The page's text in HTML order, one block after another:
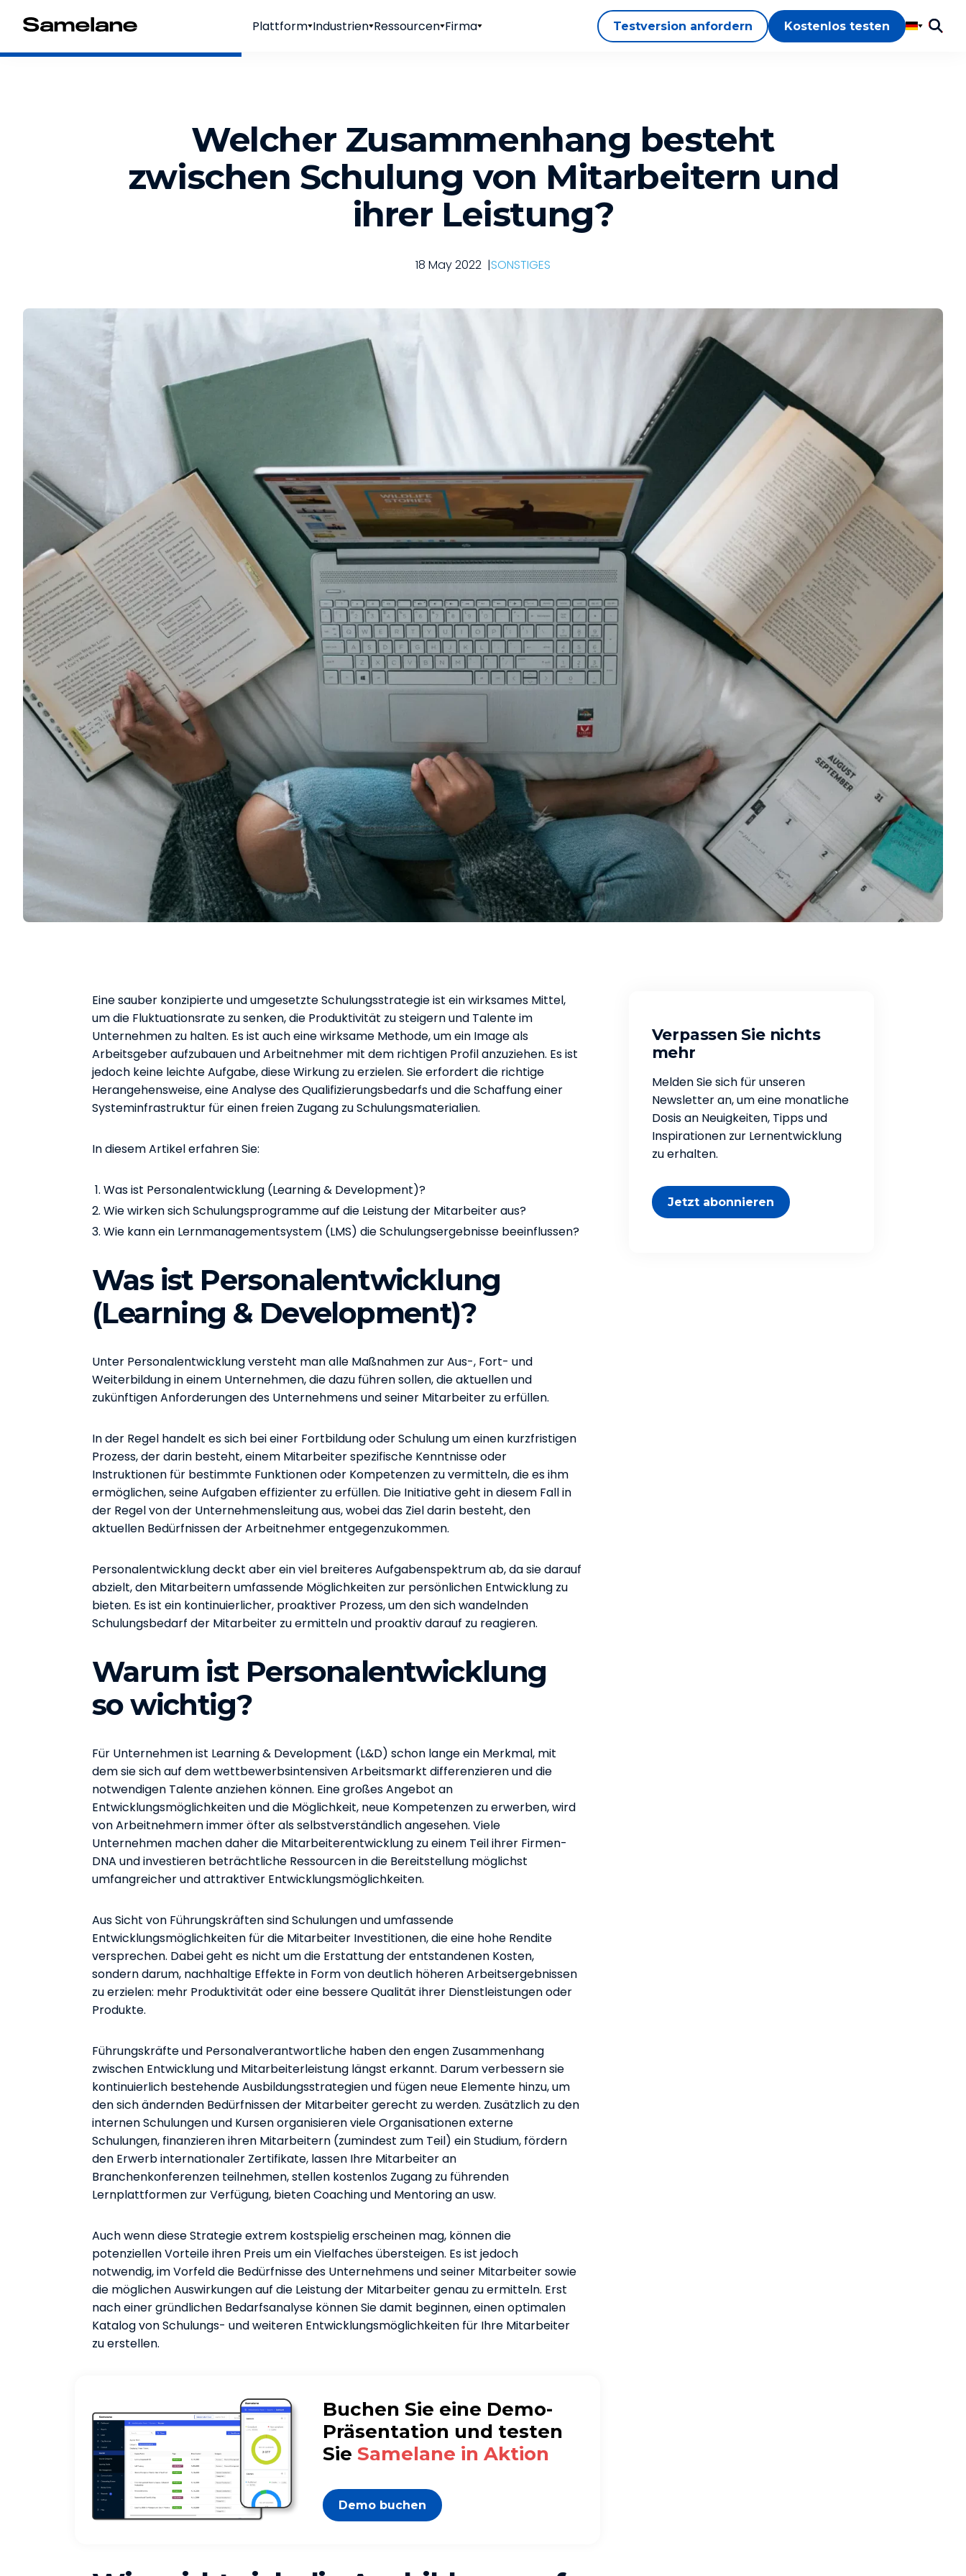
Plattform Industrien Ressourcen Firma Testversion anfordern Kostenlos testen
Welcher Zusammenhang besteht
zwischen Schulung von Mitarbeitern und
ihrer Leistung?
18 May 2022 |SONSTIGES
Eine sauber konzipierte und umgesetzte Schulungsstrategie ist ein wirksames Mittel,
um die Fluktuationsrate zu senken, die Produktivität zu steigern und Talente im
Unternehmen zu halten. Es ist auch eine wirksame Methode, um ein Image als
Arbeitsgeber aufzubauen und Arbeitnehmer mit dem richtigen Profil anzuziehen. Es ist
jedoch keine leichte Aufgabe, diese Wirkung zu erzielen. Sie erfordert die richtige
Herangehensweise, eine Analyse des Qualifizierungsbedarfs und die Schaffung einer
Systeminfrastruktur für einen freien Zugang zu Schulungsmaterialien.
In diesem Artikel erfahren Sie:
Was ist Personalentwicklung (Learning & Development)?
Wie wirken sich Schulungsprogramme auf die Leistung der Mitarbeiter aus?
Wie kann ein Lernmanagementsystem (LMS) die Schulungsergebnisse beeinflussen?
Was ist Personalentwicklung
(Learning & Development)?
Unter Personalentwicklung versteht man alle Maßnahmen zur Aus-, Fort- und
Weiterbildung in einem Unternehmen, die dazu führen sollen, die aktuellen und
zukünftigen Anforderungen des Unternehmens und seiner Mitarbeiter zu erfüllen.
In der Regel handelt es sich bei einer Fortbildung oder Schulung um einen kurzfristigen
Prozess, der darin besteht, einem Mitarbeiter spezifische Kenntnisse oder
Instruktionen für bestimmte Funktionen oder Kompetenzen zu vermitteln, die es ihm
ermöglichen, seine Aufgaben effizienter zu erfüllen. Die Initiative geht in diesem Fall in
der Regel von der Unternehmensleitung aus, wobei das Ziel darin besteht, den
aktuellen Bedürfnissen der Arbeitnehmer entgegenzukommen.
Personalentwicklung deckt aber ein viel breiteres Aufgabenspektrum ab, da sie darauf
abzielt, den Mitarbeitern umfassende Möglichkeiten zur persönlichen Entwicklung zu
bieten. Es ist ein kontinuierlicher, proaktiver Prozess, um den sich wandelnden
Schulungsbedarf der Mitarbeiter zu ermitteln und proaktiv darauf zu reagieren.
Warum ist Personalentwicklung
so wichtig?
Für Unternehmen ist Learning & Development (L&D) schon lange ein Merkmal, mit
dem sie sich auf dem wettbewerbsintensiven Arbeitsmarkt differenzieren und die
notwendigen Talente anziehen können. Eine großes Angebot an
Entwicklungsmöglichkeiten und die Möglichkeit, neue Kompetenzen zu erwerben, wird
von Arbeitnehmern immer öfter als selbstverständlich angesehen. Viele
Unternehmen machen daher die Mitarbeiterentwicklung zu einem Teil ihrer Firmen-
DNA und investieren beträchtliche Ressourcen in die Bereitstellung möglichst
umfangreicher und attraktiver Entwicklungsmöglichkeiten.
Aus Sicht von Führungskräften sind Schulungen und umfassende
Entwicklungsmöglichkeiten für die Mitarbeiter Investitionen, die eine hohe Rendite
versprechen. Dabei geht es nicht um die Erstattung der entstandenen Kosten,
sondern darum, nachhaltige Effekte in Form von deutlich höheren Arbeitsergebnissen
zu erzielen: mehr Produktivität oder eine bessere Qualität ihrer Dienstleistungen oder
Produkte.
Führungskräfte und Personalverantwortliche haben den engen Zusammenhang
zwischen Entwicklung und Mitarbeiterleistung längst erkannt. Darum verbessern sie
kontinuierlich bestehende Ausbildungsstrategien und fügen neue Elemente hinzu, um
den sich ändernden Bedürfnissen der Mitarbeiter gerecht zu werden. Zusätzlich zu den
internen Schulungen und Kursen organisieren viele Organisationen externe
Schulungen, finanzieren ihren Mitarbeitern (zumindest zum Teil) ein Studium, fördern
den Erwerb internationaler Zertifikate, lassen Ihre Mitarbeiter an
Branchenkonferenzen teilnehmen, stellen kostenlos Zugang zu führenden
Lernplattformen zur Verfügung, bieten Coaching und Mentoring an usw.
Auch wenn diese Strategie extrem kostspielig erscheinen mag, können die
potenziellen Vorteile ihren Preis um ein Vielfaches übersteigen. Es ist jedoch
notwendig, im Vorfeld die Bedürfnisse des Unternehmens und seiner Mitarbeiter sowie
die möglichen Auswirkungen auf die Leistung der Mitarbeiter genau zu ermitteln. Erst
nach einer gründlichen Bedarfsanalyse können Sie damit beginnen, einen optimalen
Katalog von Schulungs- und weiteren Entwicklungsmöglichkeiten für Ihre Mitarbeiter
zu erstellen.
Buchen Sie eine Demo-
Präsentation und testen
SieSamelane in Aktion
Demo buchen
Verpassen Sie nichts
mehr
Melden Sie sich für unseren
Newsletter an, um eine monatliche
Dosis an Neuigkeiten, Tipps und
Inspirationen zur Lernentwicklung
zu erhalten.
Jetzt abonnieren